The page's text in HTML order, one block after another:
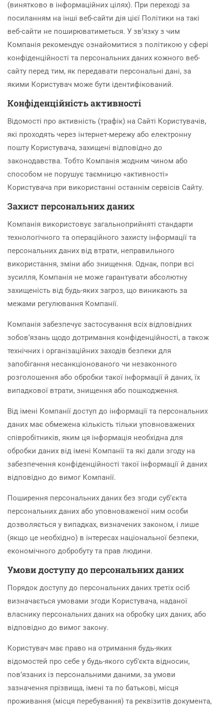
(винятково в інформаційних цілях). При переході за
посиланням на інші веб-сайти дія цієї Політики на такі
веб-сайти не поширюватиметься. У зв’язку з чим
Компанія рекомендує ознайомитися з політикою у сфері
конфіденційності та персональних даних кожного веб-
сайту перед тим, як передавати персональні дані, за
якими Користувач може бути ідентифікований.
Конфіденційність активності
Відомості про активність (трафік) на Сайті Користувачів,
які проходять через інтернет-мережу або електронну
пошту Користувача, захищені відповідно до
законодавства. Тобто Компанія жодним чином або
способом не порушує таємницю «активності»
Користувача при використанні останнім сервісів Сайту.
Захист персональних даних
Компанія використовує загальноприйняті стандарти
технологічного та операційного захисту інформації та
персональних даних від втрати, неправильного
використання, зміни або знищення. Однак, попри всі
зусилля, Компанія не може гарантувати абсолютну
захищеність від будь-яких загроз, що виникають за
межами регулювання Компанії.
Компанія забезпечує застосування всіх відповідних
зобов’язань щодо дотримання конфіденційності, а також
технічних і організаційних заходів безпеки для
запобігання несанкціонованого чи незаконного
розголошення або обробки такої інформації й даних, їх
випадкової втрати, знищення або пошкодження.
Від імені Компанії доступ до інформації та персональних
даних має обмежена кількість тільки уповноважених
співробітників, яким ця інформація необхідна для
обробки даних від імені Компанії та які дали згоду на
забезпечення конфіденційності такої інформації й даних
відповідно до вимог Компанії.
Поширення персональних даних без згоди суб’єкта
персональних даних або уповноваженої ним особи
дозволяється у випадках, визначених законом, і лише
(якщо це необхідно) в інтересах національної безпеки,
економічного добробуту та прав людини.
Умови доступу до персональних даних
Порядок доступу до персональних даних третіх осіб
визначається умовами згоди Користувача, наданої
власнику персональних даних на обробку цих даних, або
відповідно до вимог закону.
Користувач має право на отримання будь-яких
відомостей про себе у будь-якого суб’єкта відносин,
пов’язаних із персональними даними, за умови
зазначення прізвища, імені та по батькові, місця
проживання (місця перебування) та реквізитів документа,